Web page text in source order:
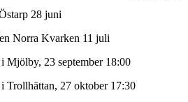
28 juni
Norra Kvarken 11 juli
Mjölby, 23 september 18:00
Trollhättan, 27 oktober 17:30